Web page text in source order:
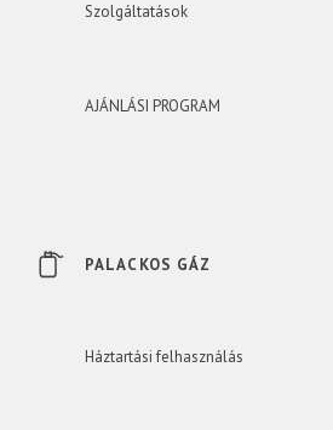
Szolgáltatások
AJÁNLÁSI PROGRAM
PALACKOS GÁZ
Háztartási felhasználás